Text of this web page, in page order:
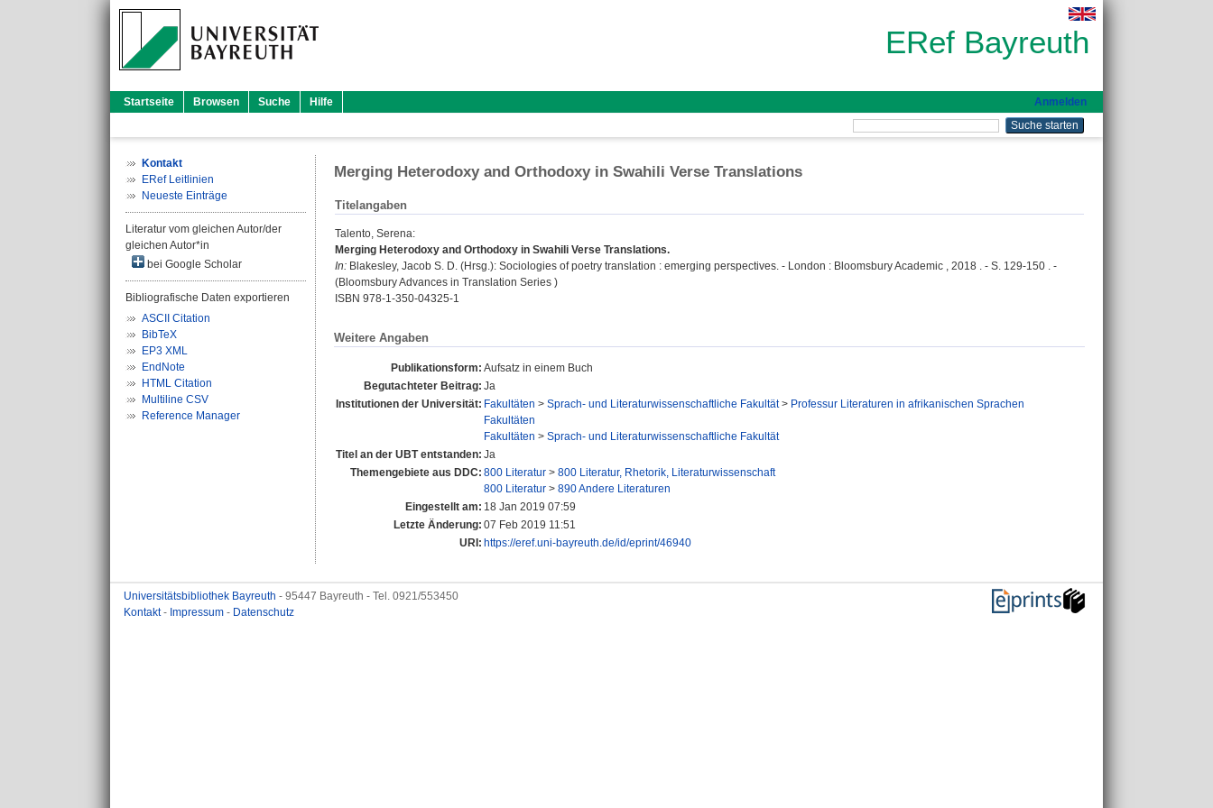
ERef Bayreuth
Startseite Browsen Suche Hilfe Anmelden
Kontakt
ERef Leitlinien
Neueste Einträge
Literatur vom gleichen Autor/der
gleichen Autor*in
bei Google Scholar
Bibliografische Daten exportieren
ASCII Citation
BibTeX
EP3 XML
EndNote
HTML Citation
Multiline CSV
Reference Manager
Merging Heterodoxy and Orthodoxy in Swahili Verse Translations
Titelangaben
Talento, Serena:
Merging Heterodoxy and Orthodoxy in Swahili Verse Translations.
In: Blakesley, Jacob S. D. (Hrsg.): Sociologies of poetry translation : emerging perspectives. - London : Bloomsbury Academic , 2018 . - S. 129-150 . -
(Bloomsbury Advances in Translation Series )
ISBN 978-1-350-04325-1
Weitere Angaben
Publikationsform: Aufsatz in einem Buch
Begutachteter Beitrag: Ja
Institutionen der Universität: Fakultäten > Sprach- und Literaturwissenschaftliche Fakultät> Professur Literaturen in afrikanischen Sprachen
Fakultäten
Fakultäten > Sprach- und Literaturwissenschaftliche Fakultät
Titel an der UBT entstanden: Ja
Themengebiete aus DDC: 800 Literatur > 800 Literatur, Rhetorik, Literaturwissenschaft
800 Literatur > 890 Andere Literaturen
Eingestellt am: 18 Jan 2019 07:59
Letzte Änderung: 07 Feb 2019 11:51
URI: https://eref.uni-bayreuth.de/id/eprint/46940
Universitätsbibliothek Bayreuth - 95447 Bayreuth - Tel. 0921/553450
Kontakt- Impressum - Datenschutz